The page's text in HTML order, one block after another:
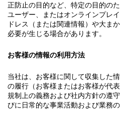
正防止の目的など、特定の目的の
ユーザー、またはオンラインプレ
ドレス（または関連情報）や大ま
必要が生じる場合があります。
お客様の情報の利用方法
当社は、お客様に関して収集した
の履行（お客様またはお客様が代
規制上の義務および社内方針の遵
びに日常的な事業活動および業務